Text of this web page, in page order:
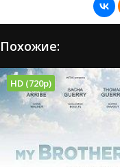
Похожие:
HD (720p)